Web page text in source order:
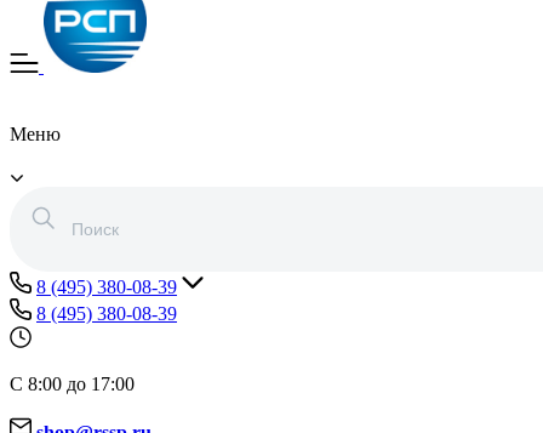
Меню
8 (495) 380-08-39
8 (495) 380-08-39
С 8:00 до 17:00